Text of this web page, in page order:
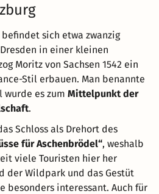
befindet sich etwa zwanzig
in einer kleinen
Moritz von Sachsen 1542 ein
Stil erbauen. Man benannte
wurde es zum Mittelpunkt der
.
Schloss als Drehort des
für Aschenbrödel“, weshalb
viele Touristen hier her
der Wildpark und das Gestüt
besonders interessant. Auch für